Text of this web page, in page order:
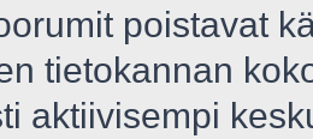
poistavat
tietokannan
aktiivisempi